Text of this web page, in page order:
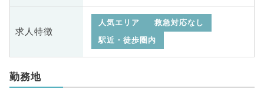
求人特徴
人気エリア
救急対応なし
駅近・徒歩圏内
勤務地